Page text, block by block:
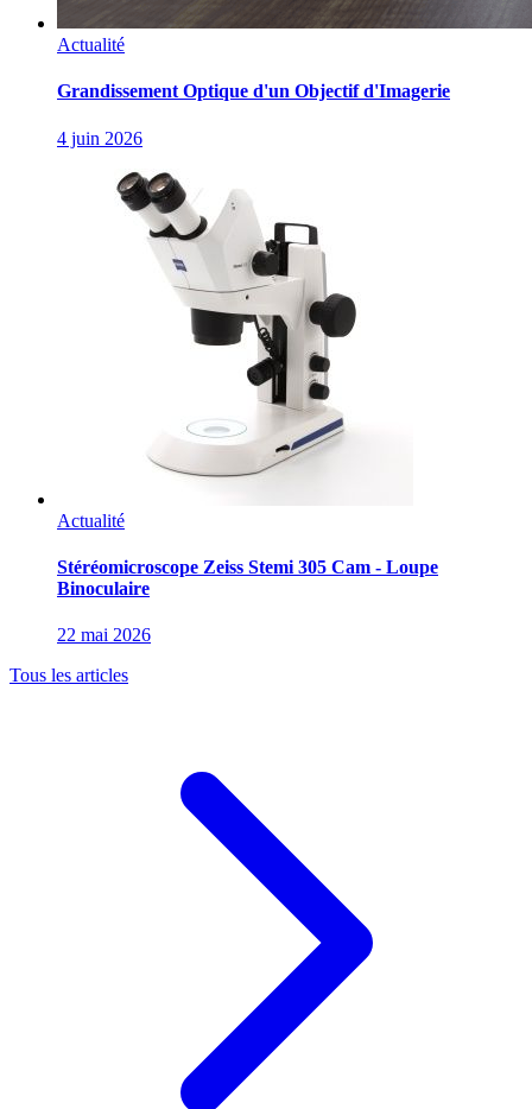
Actualité
Grandissement Optique d'un Objectif d'Imagerie
4 juin 2026
Actualité
Stéréomicroscope Zeiss Stemi 305 Cam - Loupe
Binoculaire
22 mai 2026
Tous les articles